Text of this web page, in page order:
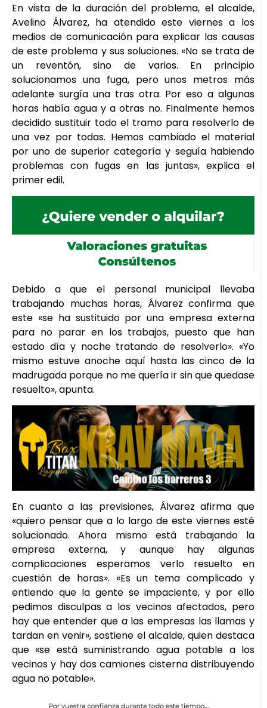
En vista de la duración del problema, el alcalde,
Avelino Álvarez, ha atendido este viernes a los
medios de comunicación para explicar las causas
de este problema y sus soluciones. «No se trata de
un reventón, sino de varios. En principio
solucionamos una fuga, pero unos metros más
adelante surgía una tras otra. Por eso a algunas
horas había agua y a otras no. Finalmente hemos
decidido sustituir todo el tramo para resolverlo de
una vez por todas. Hemos cambiado el material
por uno de superior categoría y seguía habiendo
problemas con fugas en las juntas», explica el
primer edil.
Debido a que el personal municipal llevaba
trabajando muchas horas, Álvarez confirma que
este «se ha sustituido por una empresa externa
para no parar en los trabajos, puesto que han
estado día y noche tratando de resolverlo». «Yo
mismo estuve anoche aquí hasta las cinco de la
madrugada porque no me quería ir sin que quedase
resuelto», apunta.
En cuanto a las previsiones, Álvarez afirma que
«quiero pensar que a lo largo de este viernes esté
solucionado. Ahora mismo está trabajando la
empresa externa, y aunque hay algunas
complicaciones esperamos verlo resuelto en
cuestión de horas». «Es un tema complicado y
entiendo que la gente se impaciente, y por ello
pedimos disculpas a los vecinos afectados, pero
hay que entender que a las empresas las llamas y
tardan en venir», sostiene el alcalde, quien destaca
que «se está suministrando agua potable a los
vecinos y hay dos camiones cisterna distribuyendo
agua no potable».